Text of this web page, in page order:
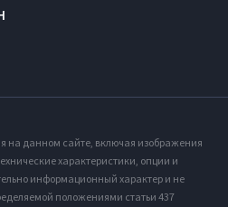
на данном сайте, включая изображения
характеристики, опции и
информационный характер и не
положениями статьи 437